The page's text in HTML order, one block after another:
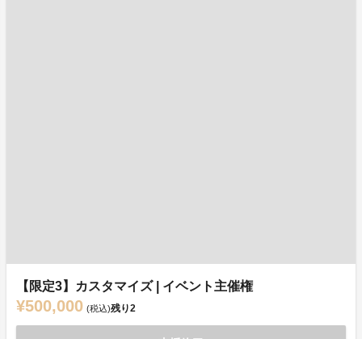
【限定3】カスタマイズ | イベント主催権
¥500,000 (税込)残り2